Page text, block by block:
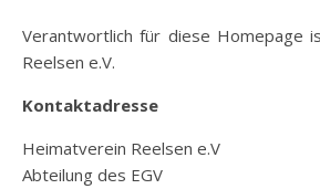
Verantwortlich für diese Homepage ist der Heimatverein
Reelsen e.V.
Kontaktadresse
Heimatverein Reelsen e.V
Abteilung des EGV